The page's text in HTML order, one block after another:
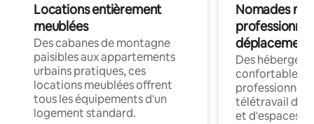
Locations entièrement
meublées
Des cabanes de montagne
paisibles aux appartements
urbains pratiques, ces
locations meublées offrent
tous les équipements d'un
logement standard.
Nomades
déplacement
Des
confortables
professionnels
télétravail
et d'espaces